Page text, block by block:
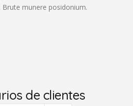
munere posidonium.
de clientes